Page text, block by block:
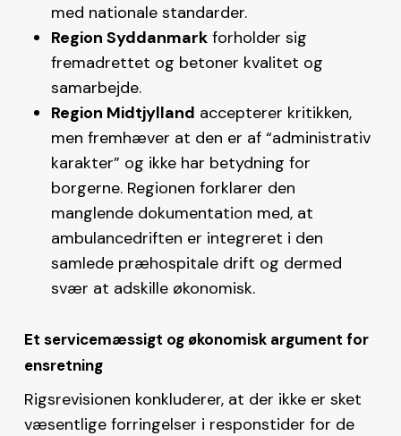
med nationale standarder.
Region Syddanmarkforholder sig
fremadrettet og betoner kvalitet og
samarbejde.
Region Midtjylland accepterer kritikken,
men fremhæver at den er af “administrativ
karakter” og ikke har betydning for
borgerne. Regionen forklarer den
manglende dokumentation med, at
ambulancedriften er integreret i den
samlede præhospitale drift og dermed
svær at adskille økonomisk.
Et servicemæssigt og økonomisk argument for
ensretning
Rigsrevisionen konkluderer, at der ikke er sket
væsentlige forringelser i responstider for de